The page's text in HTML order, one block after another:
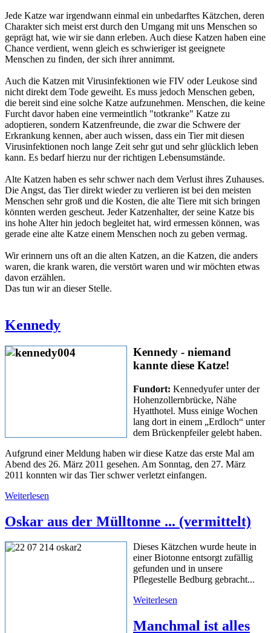
Jede Katze war irgendwann einmal ein unbedarftes Kätzchen, deren
Charakter sich meist erst durch den Umgang mit uns Menschen so
geprägt hat, wie wir sie dann erleben. Auch diese Katzen haben eine
Chance verdient, wenn gleich es schwieriger ist geeignete
Menschen zu finden, der sich ihrer annimmt.
Auch die Katzen mit Virusinfektionen wie FIV oder Leukose sind
nicht direkt dem Tode geweiht. Es muss jedoch Menschen geben,
die bereit sind eine solche Katze aufzunehmen. Menschen, die keine
Furcht davor haben eine vermeintlich "totkranke" Katze zu
adoptieren, sondern Katzenfreunde, die zwar die Schwere der
Erkrankung kennen, aber auch wissen, dass ein Tier mit diesen
Virusinfektionen noch lange Zeit sehr gut und sehr glücklich leben
kann. Es bedarf hierzu nur der richtigen Lebensumstände.
Alte Katzen haben es sehr schwer nach dem Verlust ihres Zuhauses.
Die Angst, das Tier direkt wieder zu verlieren ist bei den meisten
Menschen sehr groß und die Kosten, die alte Tiere mit sich bringen
könnten werden gescheut. Jeder Katzenhalter, der seine Katze bis
ins hohe Alter hin jedoch begleitet hat, wird ermessen können, was
gerade eine alte Katze einem Menschen noch zu geben vermag.
Wir erinnern uns oft an die alten Katzen, an die Katzen, die anders
waren, die krank waren, die verstört waren und wir möchten etwas
davon erzählen.
Das tun wir an dieser Stelle.
Kennedy
Kennedy - niemand
kannte diese Katze!
Fundort: Kennedyufer unter der
Hohenzollernbrücke, Nähe
Hyatthotel. Muss einige Wochen
lang dort in einem „Erdloch“ unter
dem Brückenpfeiler gelebt haben.
Aufgrund einer Meldung haben wir diese Katze das erste Mal am
Abend des 26. März 2011 gesehen. Am Sonntag, den 27. März
2011 konnten wir das Tier schwer verletzt einfangen.
Weiterlesen
Oskar aus der Mülltonne ... (vermittelt)
Dieses Kätzchen wurde heute in
einer Biotonne entsorgt zufällig
gefunden und in unsere
Pflegestelle Bedburg gebracht...
Weiterlesen
Manchmal ist alles